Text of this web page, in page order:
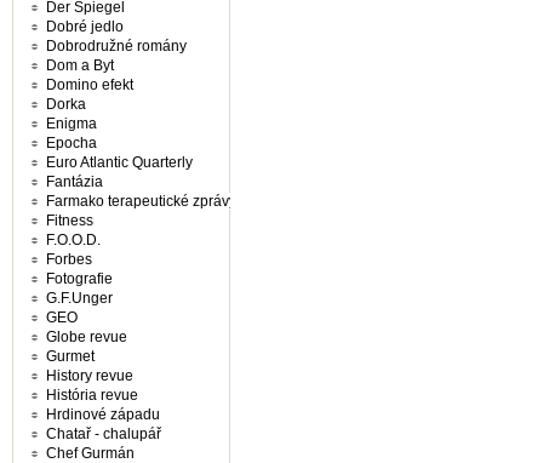
Der Spiegel
Dobré jedlo
Dobrodružné romány
Dom a Byt
Domino efekt
Dorka
Enigma
Epocha
Euro Atlantic Quarterly
Fantázia
Farmako terapeutické zprávy
Fitness
F.O.O.D.
Forbes
Fotografie
G.F.Unger
GEO
Globe revue
Gurmet
History revue
História revue
Hrdinové západu
Chatař - chalupář
Chef Gurmán